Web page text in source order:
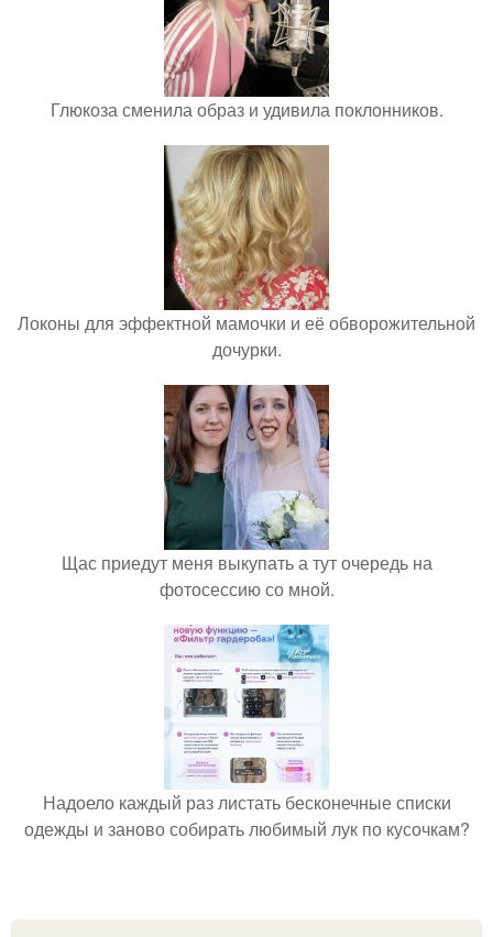
Глюкоза сменила образ и удивила поклонников.
Локоны для эффектной мамочки и её обворожительной
дочурки.
Щас приедут меня выкупать а тут очередь на
фотосессию со мной.
Надоело каждый раз листать бесконечные списки
одежды и заново собирать любимый лук по кусочкам?